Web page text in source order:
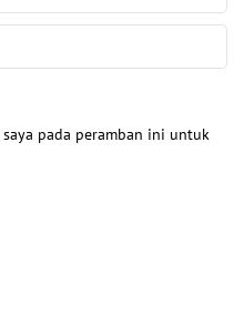
pada peramban ini untuk